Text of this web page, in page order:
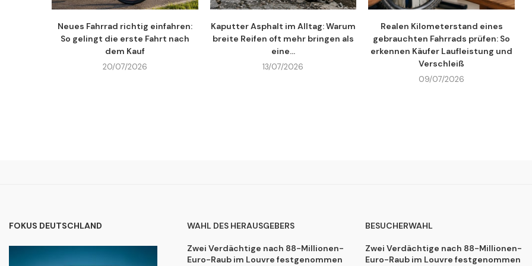
Neues Fahrrad richtig einfahren:
So gelingt die erste Fahrt nach
dem Kauf
20/07/2026
Kaputter Asphalt im Alltag: Warum
breite Reifen oft mehr bringen als
eine...
13/07/2026
Realen Kilometerstand eines
gebrauchten Fahrrads prüfen: So
erkennen Käufer Laufleistung und
Verschleiß
09/07/2026
FOKUS DEUTSCHLAND WAHL DES HERAUSGEBERS
Zwei Verdächtige nach 88-Millionen-
Euro-Raub im Louvre festgenommen
BESUCHERWAHL
Zwei Verdächtige nach 88-Millionen-
Euro-Raub im Louvre festgenommen